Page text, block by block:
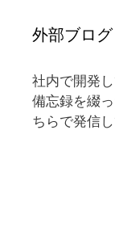
外部ブログ
社内で開発
備忘録を綴
ちらで発信し